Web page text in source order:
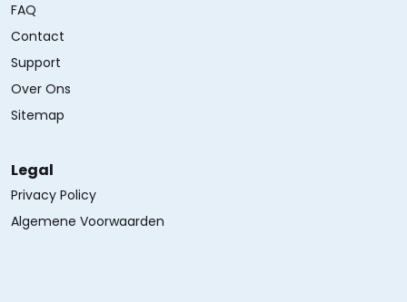
FAQ
Contact
Support
Over Ons
Sitemap
Legal
Privacy Policy
Algemene Voorwaarden